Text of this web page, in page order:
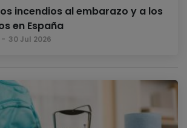
incendios al embarazo y a los
en España
30 Jul 2026